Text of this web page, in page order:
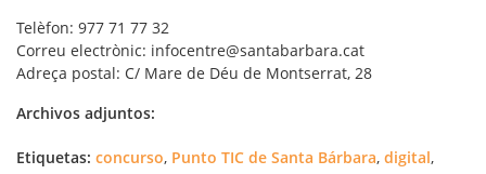
Telèfon: 977 71 77 32
Correu electrònic: infocentre@santabarbara.cat
Adreça postal: C/ Mare de Déu de Montserrat, 28
Archivos adjuntos:
Etiquetas: concurso, Punto TIC de Santa Bárbara, digital,